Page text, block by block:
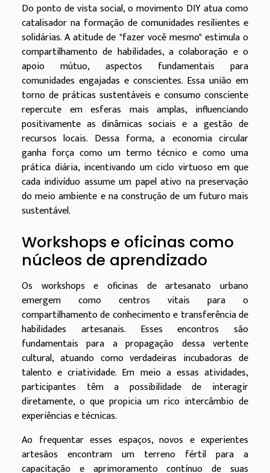
Do ponto de vista social, o movimento DIY atua como
catalisador na formação de comunidades resilientes e
solidárias. A atitude de "fazer você mesmo" estimula o
compartilhamento de habilidades, a colaboração e o
apoio mútuo, aspectos fundamentais para
comunidades engajadas e conscientes. Essa união em
torno de práticas sustentáveis e consumo consciente
repercute em esferas mais amplas, influenciando
positivamente as dinâmicas sociais e a gestão de
recursos locais. Dessa forma, a economia circular
ganha força como um termo técnico e como uma
prática diária, incentivando um ciclo virtuoso em que
cada indivíduo assume um papel ativo na preservação
do meio ambiente e na construção de um futuro mais
sustentável.
Workshops e oficinas como
núcleos de aprendizado
Os workshops e oficinas de artesanato urbano
emergem como centros vitais para o
compartilhamento de conhecimento e transferência de
habilidades artesanais. Esses encontros são
fundamentais para a propagação dessa vertente
cultural, atuando como verdadeiras incubadoras de
talento e criatividade. Em meio a essas atividades,
participantes têm a possibilidade de interagir
diretamente, o que propicia um rico intercâmbio de
experiências e técnicas.
Ao frequentar esses espaços, novos e experientes
artesãos encontram um terreno fértil para a
capacitação e aprimoramento contínuo de suas